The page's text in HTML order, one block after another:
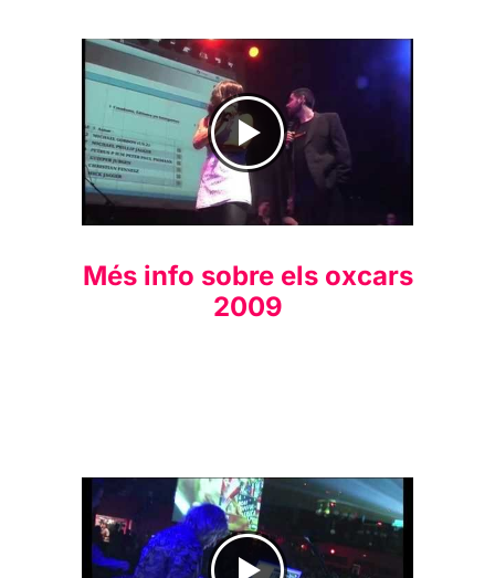
Més info sobre els oxcars
2009